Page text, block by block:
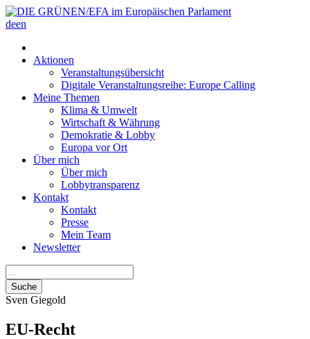
deen
Aktionen
Veranstaltungsübersicht
Digitale Veranstaltungsreihe: Europe Calling
Meine Themen
Klima & Umwelt
Wirtschaft & Währung
Demokratie & Lobby
Europa vor Ort
Über mich
Über mich
Lobbytransparenz
Kontakt
Kontakt
Presse
Mein Team
Newsletter
Suche
Sven Giegold
EU-Recht